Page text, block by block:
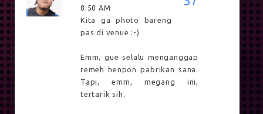
8:50 AM
Kita ga photo bareng
pas di venue :-)
Emm, gue selalu menganggap
remeh henpon pabrikan sana.
Tapi, emm, megang ini,
tertarik sih.